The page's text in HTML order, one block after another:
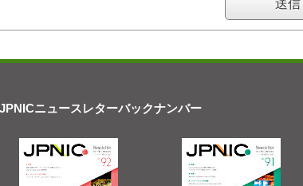
JPNICニュースレターバックナンバー